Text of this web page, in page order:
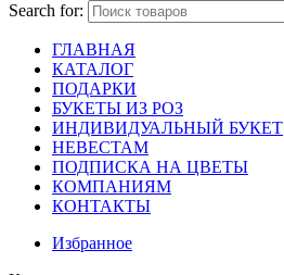
Search for:
ГЛАВНАЯ
КАТАЛОГ
ПОДАРКИ
БУКЕТЫ ИЗ РОЗ
ИНДИВИДУАЛЬНЫЙ БУКЕТ
НЕВЕСТАМ
ПОДПИСКА НА ЦВЕТЫ
КОМПАНИЯМ
КОНТАКТЫ
Избранное